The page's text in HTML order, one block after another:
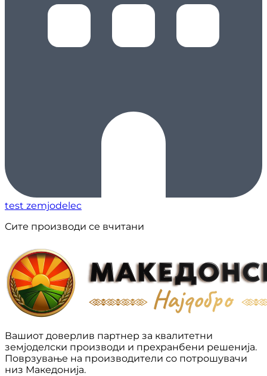
test zemjodelec
Сите производи се вчитани
Вашиот доверлив партнер за квалитетни
земјоделски производи и прехранбени решенија.
Поврзување на производители со потрошувачи
низ Македонија.